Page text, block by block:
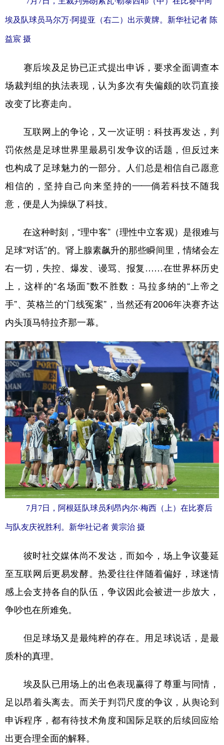
埃及队球员马尔万·阿提亚（右二）出示黄牌。新华社记者 陈
益宸 摄
赛后埃及足协已正式提出申诉，要求全面调查本
场裁判组的执法表现，认为多次有失偏颇的吹罚直接
改变了比赛走向。
互联网上的争论，又一次证明：科技再发达，判
罚依然是足球世界里最易引发争议的话题，但反过来
也构成了足球魅力的一部分。人们总是相信自己愿意
相信的，坚持自己向来坚持的——倘若科技不随我
意，便是人为操纵了科技。
在这种时刻，“理中客”（理性中立客观）是很难与
足球“对话”的。肾上腺素飙升的那些瞬间里，情绪会左
右一切，失控、爆发、谩骂、报复……在世界杯历史
上，这样的“名场面”数不胜数：马拉多纳的“上帝之
手”、英格兰的“门线冤案”，当然还有2006年决赛齐达
内头顶马特拉齐那一幕。
7月7日，阿根廷队球员利昂内尔·梅西（上）在比赛后
与队友庆祝胜利。新华社记者 黄宗治 摄
彼时社交媒体尚不发达，而如今，场上争议蔓延
至互联网后更易发酵。热爱往往伴随着偏好，球迷情
感上会支持各自的队伍，争议因此会被进一步放大，
争吵也在所难免。
但足球场又是最纯粹的存在。用足球说话，是最
质朴的真理。
埃及队已用场上的出色表现赢得了尊重与同情，
足以昂着头离去。而关于判罚尺度的争议，从舆论到
申诉程序，都有待技术角度和国际足联的后续回应给
出更合理全面的解释。